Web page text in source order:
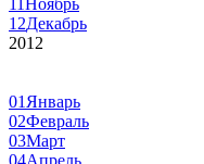
11Ноябрь
12Декабрь
2012
01 Январь
02Февраль
03Март
04Апрель